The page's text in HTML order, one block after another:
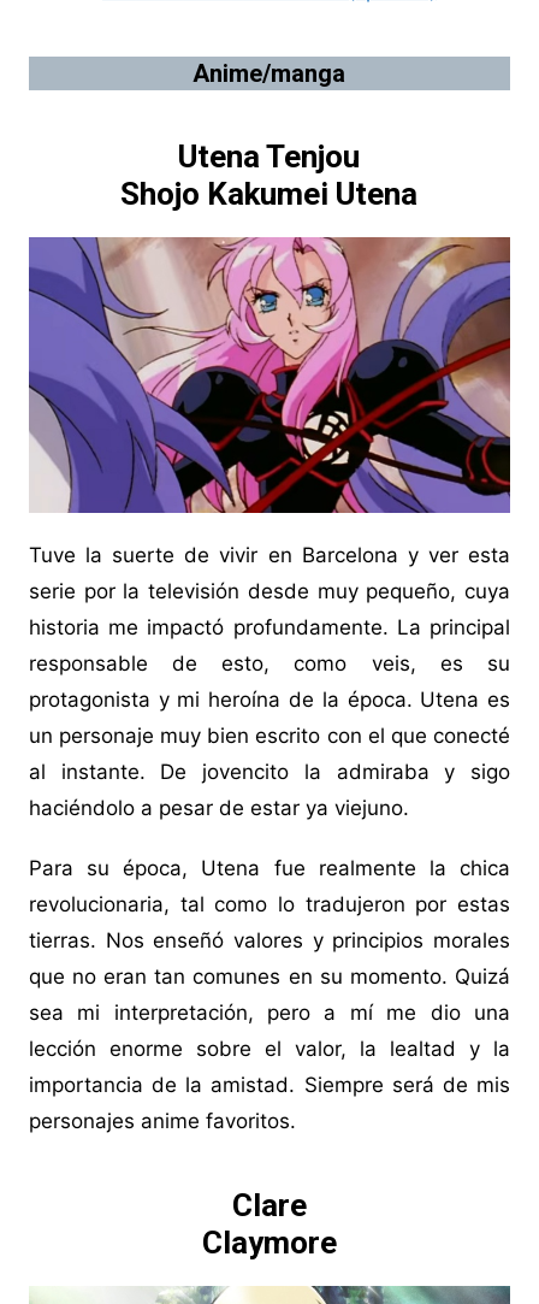
Anime/manga
Utena Tenjou
Shojo Kakumei Utena
Tuve la suerte de vivir en Barcelona y ver esta
serie por la televisión desde muy pequeño, cuya
historia me impactó profundamente. La principal
responsable de esto, como veis, es su
protagonista y mi heroína de la época. Utena es
un personaje muy bien escrito con el que conecté
al instante. De jovencito la admiraba y sigo
haciéndolo a pesar de estar ya viejuno.
Para su época, Utena fue realmente la chica
revolucionaria, tal como lo tradujeron por estas
tierras. Nos enseñó valores y principios morales
que no eran tan comunes en su momento. Quizá
sea mi interpretación, pero a mí me dio una
lección enorme sobre el valor, la lealtad y la
importancia de la amistad. Siempre será de mis
personajes anime favoritos.
Clare
Claymore